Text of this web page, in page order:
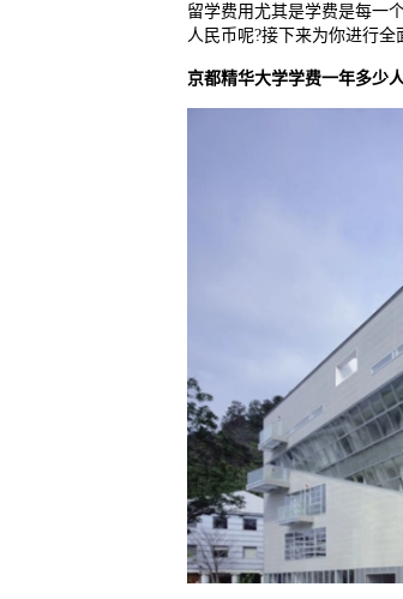
留学费用尤其是学费是每一
人民币呢?接下来为你进行全
京都精华大学学费一年多少